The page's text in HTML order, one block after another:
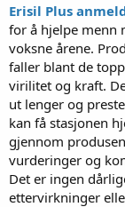
Erisil Plus
for å hjelpe menn
voksne årene.
faller blant de
virilitet og kraft.
ut lenger og
kan få stasjonen
gjennom
vurderinger og
Det er ingen
ettervirkninger